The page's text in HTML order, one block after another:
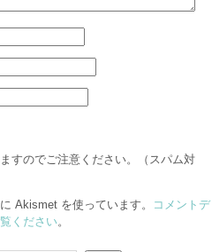
すのでご注意ください。（スパム対
Akismet を使っています。
コメントデ
ください。